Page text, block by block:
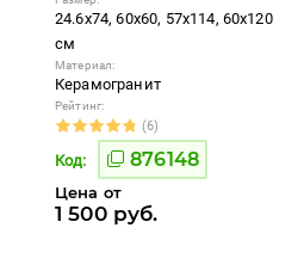
24.6x74, 60x60, 57x114, 60x120
см
Материал:
Керамогранит
Рейтинг:
(6)
Код: 876148
Цена от
1 500 руб.